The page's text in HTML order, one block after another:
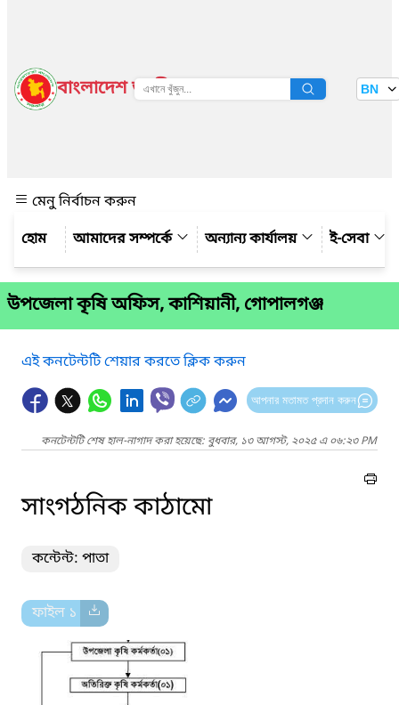
বাংলাদেশ জাতীয় তথ্য বাতায়ন BN
মেনু নির্বাচন করুন
আমাদের সম্পর্কে
অন্যান্য কার্যালয় ই-সেবা
উপজেলা কৃষি অফিস, কাশিয়ানী, গোপালগঞ্জ
এই কনটেন্টটি শেয়ার করতে ক্লিক করুন
আপনার মতামত প্রদান করুন
কনটেন্টটি শেষ হাল-নাগাদ করা হয়েছে: বুধবার, ১৩ আগস্ট, ২০২৫ এ ০৬:২৩ PM
সাংগঠনিক কাঠামো
কন্টেন্ট: পাতা
ফাইল ১